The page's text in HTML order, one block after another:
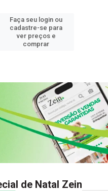
Faça seu login ou
cadastre-se para
ver preços e
comprar
de Natal Zein